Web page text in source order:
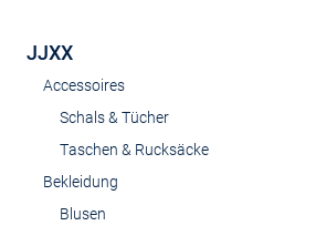
JJXX
Accessoires
Schals & Tücher
Taschen & Rucksäcke
Bekleidung
Blusen